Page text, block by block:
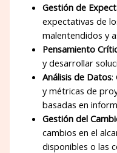
Gestión de
expectativas de
malentendidos y
Pensamiento
y desarrollar
Análisis de Datos:
y métricas de
basadas en
Gestión del
cambios en el
disponibles o las